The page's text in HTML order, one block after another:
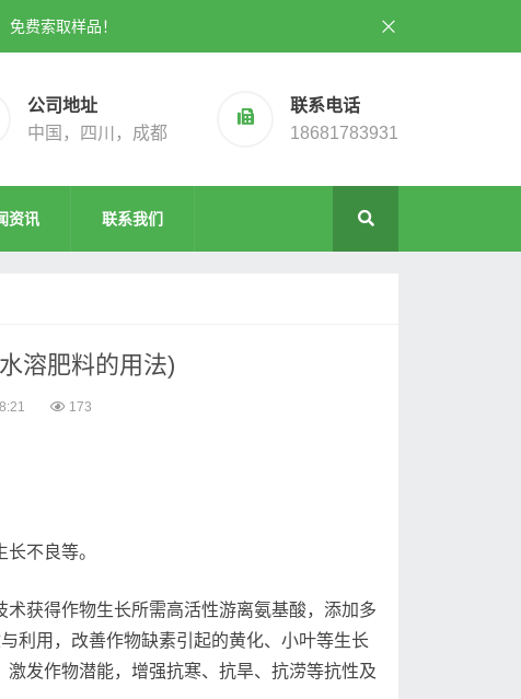
费索取样品！
公司地址
中国，四川，成都
联系电话
18681783931
资讯 联系我们
溶肥料的用法)
173
不良等。
获得作物生长所需高活性游离氨基酸，添加多
利用，改善作物缺素引起的黄化、小叶等生长
发作物潜能，增强抗寒、抗旱、抗涝等抗性及